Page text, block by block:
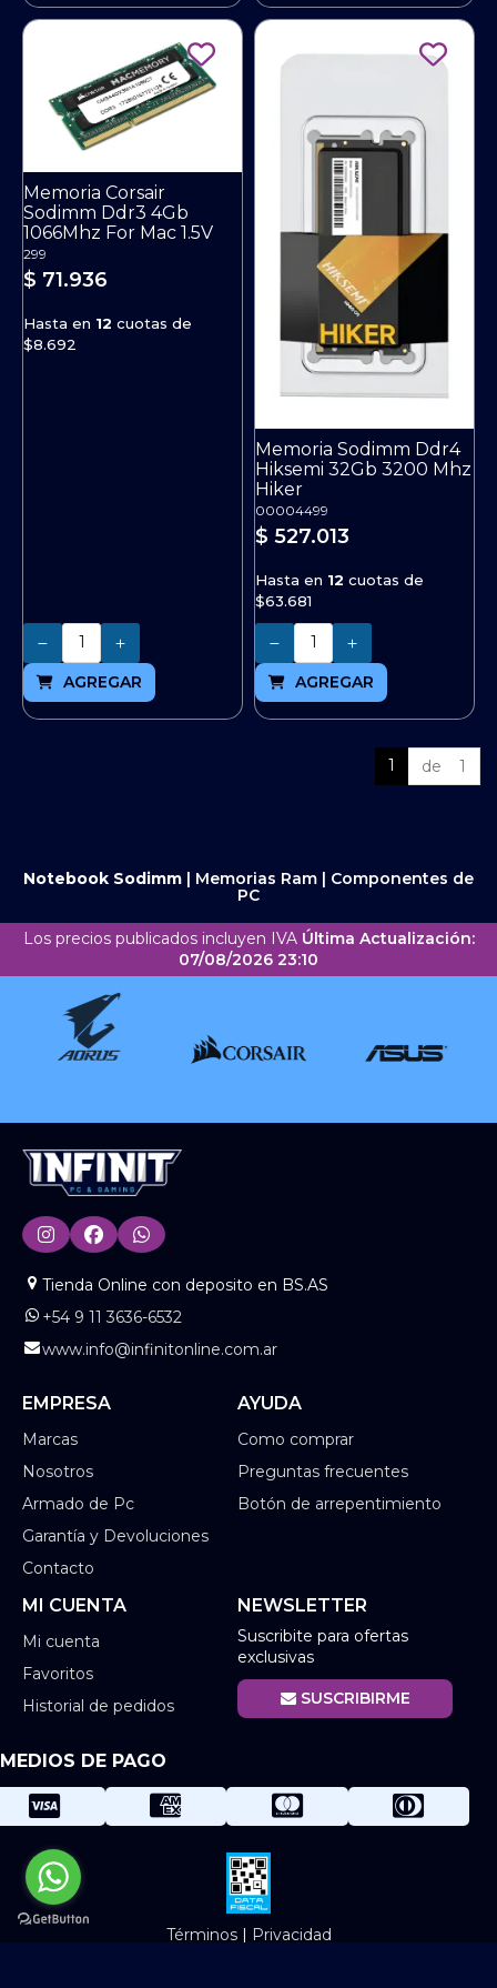
Memoria Corsair
Sodimm Ddr3 4Gb
1066Mhz For Mac 1.5V
299
$ 71.936
Hasta en 12 cuotas de
$8.692
Cantidad
AGREGAR
Memoria Sodimm Ddr4
Hiksemi 32Gb 3200 Mhz
Hiker
00004499
$ 527.013
Hasta en 12 cuotas de
$63.681
Cantidad
AGREGAR
1 de 1
Notebook Sodimm | Memorias Ram | Componentes de
PC
Los precios publicados incluyen IVA Última Actualización:
07/08/2026 23:10
Tienda Online con deposito en BS.AS
+54 9 11 3636-6532
www.info@infinitonline.com.ar
EMPRESA
Marcas
Nosotros
Armado de Pc
Garantía y Devoluciones
Contacto
AYUDA
Como comprar
Preguntas frecuentes
Botón de arrepentimiento
MI CUENTA
Mi cuenta
Favoritos
Historial de pedidos
NEWSLETTER
Suscribite para ofertas
exclusivas
SUSCRIBIRME
MEDIOS DE PAGO
Términos| Privacidad